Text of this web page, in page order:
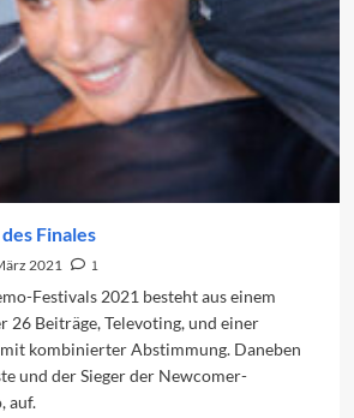
Finales
2021
1
Festivals 2021 besteht aus einem
26 Beiträge, Televoting, und einer
kombinierter Abstimmung. Daneben
und der Sieger der Newcomer-
auf.